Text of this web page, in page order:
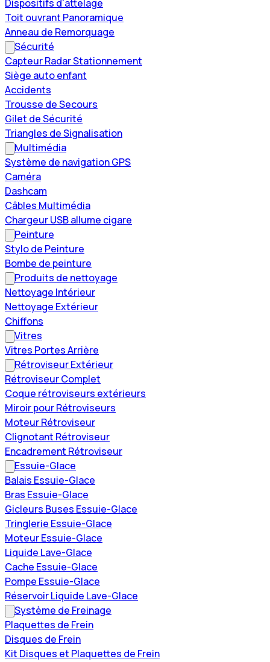
Dispositifs d'attelage
Toit ouvrant Panoramique
Anneau de Remorquage
Sécurité
Capteur Radar Stationnement
Siège auto enfant
Accidents
Trousse de Secours
Gilet de Sécurité
Triangles de Signalisation
Multimédia
Système de navigation GPS
Caméra
Dashcam
Câbles Multimédia
Chargeur USB allume cigare
Peinture
Stylo de Peinture
Bombe de peinture
Produits de nettoyage
Nettoyage Intérieur
Nettoyage Extérieur
Chiffons
Vitres
Vitres Portes Arrière
Rétroviseur Extérieur
Rétroviseur Complet
Coque rétroviseurs extérieurs
Miroir pour Rétroviseurs
Moteur Rétroviseur
Clignotant Rétroviseur
Encadrement Rétroviseur
Essuie-Glace
Balais Essuie-Glace
Bras Essuie-Glace
Gicleurs Buses Essuie-Glace
Tringlerie Essuie-Glace
Moteur Essuie-Glace
Liquide Lave-Glace
Cache Essuie-Glace
Pompe Essuie-Glace
Réservoir Liquide Lave-Glace
Système de Freinage
Plaquettes de Frein
Disques de Frein
Kit Disques et Plaquettes de Frein